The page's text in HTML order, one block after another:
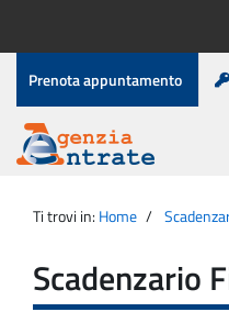
contenuto
Menu
di
servizio
Prenota appuntamento
Agenzia
principale
Ti trovi in: Home
Scadenzario